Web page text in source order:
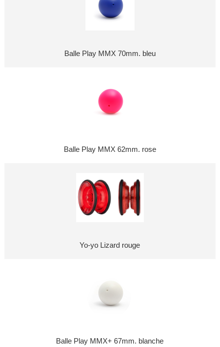
Balle Play MMX 70mm. bleu
Balle Play MMX 62mm. rose
Yo-yo Lizard rouge
Balle Play MMX+ 67mm. blanche